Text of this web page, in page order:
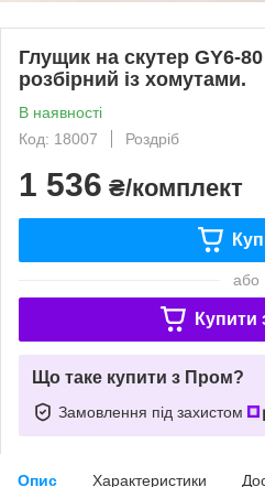
Глущик на скутер GY6-
розбірний із хомутами.
В наявності
Код: 18007
Роздріб
1 536 ₴/комплект
або
Купити
Що таке купити з Пром?
Замовлення під захистом
Опис Характеристики